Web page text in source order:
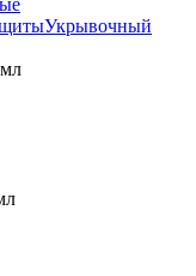
Укрывочный